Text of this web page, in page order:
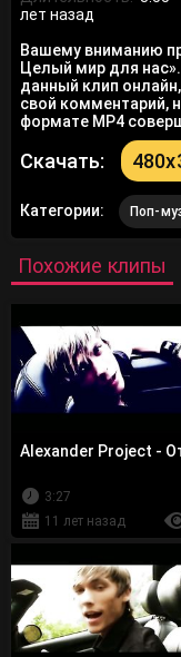
лет назад
Вашему вниманию
Целый мир для
данный клип
свой комментарий,
формате MP4
Скачать:
Категории: Поп-
Похожие клипы
Alexander Project -
3:27
11 лет назад